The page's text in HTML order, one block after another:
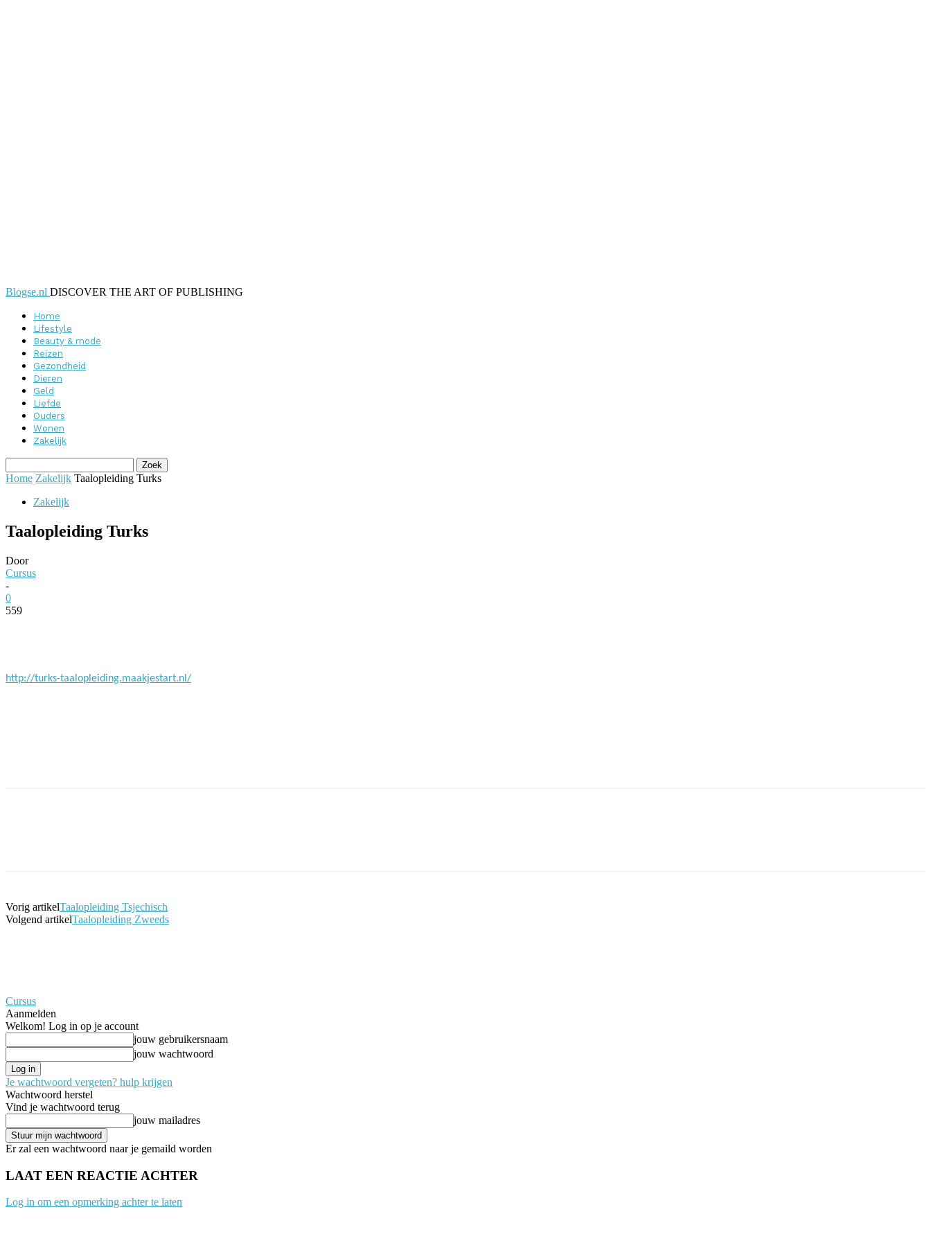
Blogse.nl DISCOVER THE ART OF PUBLISHING
Home
Lifestyle
Beauty & mode
Reizen
Gezondheid
Dieren
Geld
Liefde
Ouders
Wonen
Zakelijk
Home Zakelijk Taalopleiding Turks
Zakelijk
Taalopleiding Turks
Door
Cursus
-
0
559
http://turks-taalopleiding.maakjestart.nl/
Vorig artikelTaalopleiding Tsjechisch
Volgend artikelTaalopleiding Zweeds
Cursus
Aanmelden
Welkom! Log in op je account
jouw gebruikersnaam
jouw wachtwoord
Je wachtwoord vergeten? hulp krijgen
Wachtwoord herstel
Vind je wachtwoord terug
jouw mailadres
Er zal een wachtwoord naar je gemaild worden
LAAT EEN REACTIE ACHTER
Log in om een opmerking achter te laten